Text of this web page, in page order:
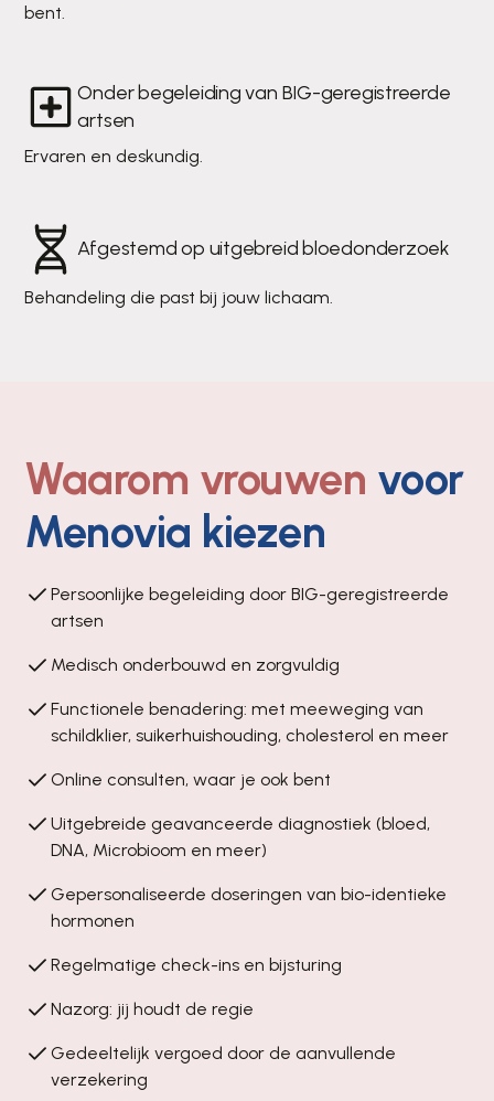
bent.
Onder begeleiding van BIG-geregistreerde
artsen
Ervaren en deskundig.
Afgestemd op uitgebreid bloedonderzoek
Behandeling die past bij jouw lichaam.
Waarom vrouwen voor
Menovia kiezen
Persoonlijke begeleiding door BIG-geregistreerde
artsen
Medisch onderbouwd en zorgvuldig
Functionele benadering: met meeweging van
schildklier, suikerhuishouding, cholesterol en meer
Online consulten, waar je ook bent
Uitgebreide geavanceerde diagnostiek (bloed,
DNA, Microbioom en meer)
Gepersonaliseerde doseringen van bio-identieke
hormonen
Regelmatige check-ins en bijsturing
Nazorg: jij houdt de regie
Gedeeltelijk vergoed door de aanvullende
verzekering